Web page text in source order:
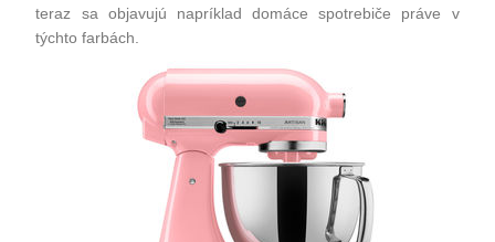
teraz sa objavujú napríklad domáce spotrebiče práve v
týchto farbách.